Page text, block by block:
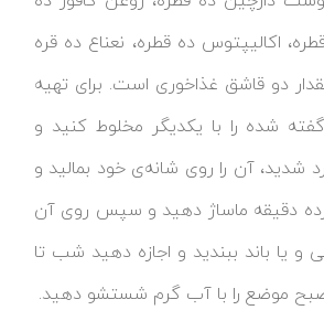
اکالیپتوس ده قطره، نعناع ده قره
دو قاشق غذاخوری است. برای تهیه
شده را با یکدیگر مخلوط کنید و
شدید، آن را روی شانه‌ی خود بمالید و
دقیقه ماساژ دهید و سپس روی آن
و یا باند ببندید و اجازه دهید شب تا
صبح موضع را با آب گرم شستشو دهید.